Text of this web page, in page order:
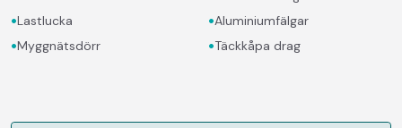
•Lastlucka
•Myggnätsdörr
•Aluminiumfälgar
•Täckkåpa drag